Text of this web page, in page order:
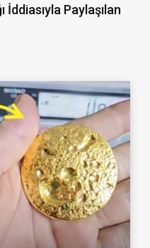
İddiasıyla Paylaşılan